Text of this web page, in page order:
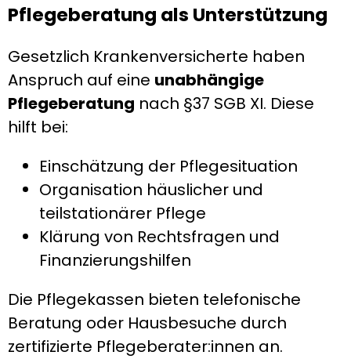
Pflegeberatung als Unterstützung
Gesetzlich Krankenversicherte haben
Anspruch auf eine unabhängige
Pflegeberatung nach §37 SGB XI. Diese
hilft bei:
Einschätzung der Pflegesituation
Organisation häuslicher und
teilstationärer Pflege
Klärung von Rechtsfragen und
Finanzierungshilfen
Die Pflegekassen bieten telefonische
Beratung oder Hausbesuche durch
zertifizierte Pflegeberater:innen an.